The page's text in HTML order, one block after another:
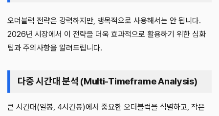
오더블럭 전략은 강력하지만, 맹목적으로 사용해서는 안 됩니다.
2026년 시장에서 이 전략을 더욱 효과적으로 활용하기 위한 심화
팁과 주의사항을 알려드립니다.
다중 시간대 분석 (Multi-Timeframe Analysis)
큰 시간대(일봉, 4시간봉)에서 중요한 오더블럭을 식별하고, 작은